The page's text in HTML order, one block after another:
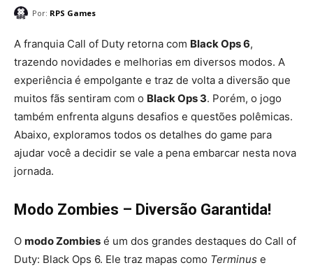
Por: RPS Games
A franquia Call of Duty retorna com Black Ops 6,
trazendo novidades e melhorias em diversos modos. A
experiência é empolgante e traz de volta a diversão que
muitos fãs sentiram com o Black Ops 3. Porém, o jogo
também enfrenta alguns desafios e questões polêmicas.
Abaixo, exploramos todos os detalhes do game para
ajudar você a decidir se vale a pena embarcar nesta nova
jornada.
Modo Zombies – Diversão Garantida!
O modo Zombies é um dos grandes destaques do Call of
Duty: Black Ops 6. Ele traz mapas como Terminus e